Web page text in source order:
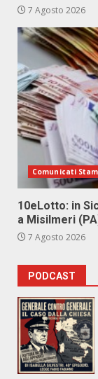
7 Agosto 2026
Comunicati
10eLotto: in
a Misilmeri
7 Agosto 2026
PODCAST